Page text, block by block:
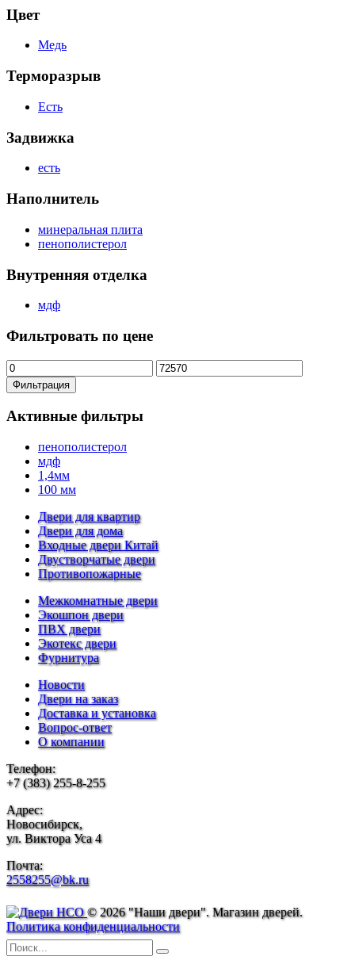
Цвет
Медь
Терморазрыв
Есть
Задвижка
есть
Наполнитель
минеральная плита
пенополистерол
Внутренняя отделка
мдф
Фильтровать по цене
Минимальная
цена
Максимальная
цена
Фильтрация
Активные фильтры
пенополистерол
мдф
1,4мм
100 мм
Двери для квартир
Двери для дома
Входные двери Китай
Двустворчатые двери
Противопожарные
Межкомнатные двери
Экошпон двери
ПВХ двери
Экотекс двери
Фурнитура
Новости
Двери на заказ
Доставка и установка
Вопрос-ответ
О компании
Телефон:
+7 (383) 255-8-255
Адрес:
Новосибирск,
ул. Виктора Уса 4
Почта:
2558255@bk.ru
© 2026 "Наши двери". Магазин дверей.
Политика конфиденциальности